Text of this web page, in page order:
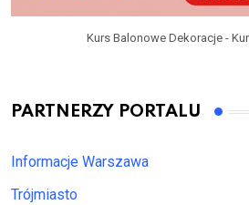
Kurs Balonowe Dekoracje -
PARTNERZY PORTALU
Informacje Warszawa
Trójmiasto